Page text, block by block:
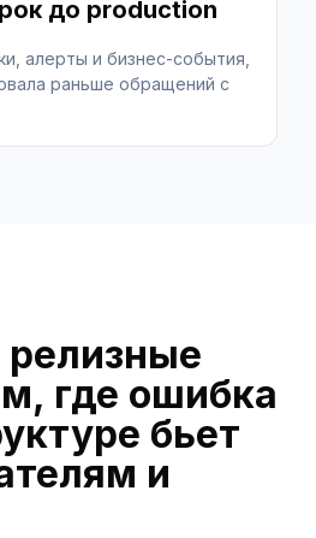
до production
алерты и бизнес-события,
раньше обращений с
где ошибка
бьет
и